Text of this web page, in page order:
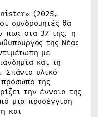
(2025,
συνδρομητές θα
πως στα 37 της, η
της Νέας
με
και τη
Σπάνιο υλικό
της
την έννοια της
μια προσέγγιση
και